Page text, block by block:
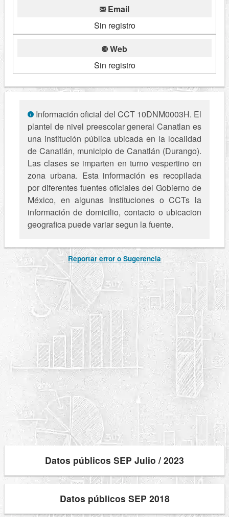
Email
Sin registro
Web
Sin registro
Información oficial del CCT 10DNM0003H. El
plantel de nivel preescolar general Canatlan es
una institución pública ubicada en la localidad
de Canatlán, municipio de Canatlán (Durango).
Las clases se imparten en turno vespertino en
zona urbana. Esta información es recopilada
por diferentes fuentes oficiales del Gobierno de
México, en algunas Instituciones o CCTs la
información de domicilio, contacto o ubicacion
geografica puede variar segun la fuente.
Reportar error o Sugerencia
Datos públicos SEP Julio / 2023
Datos públicos SEP 2018